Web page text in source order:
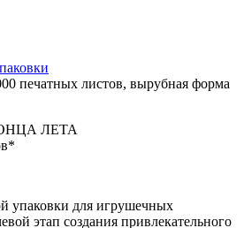
печатных листов, вырубная форма
ЛЕТА
упаковки для игрушечных
этап создания привлекательного